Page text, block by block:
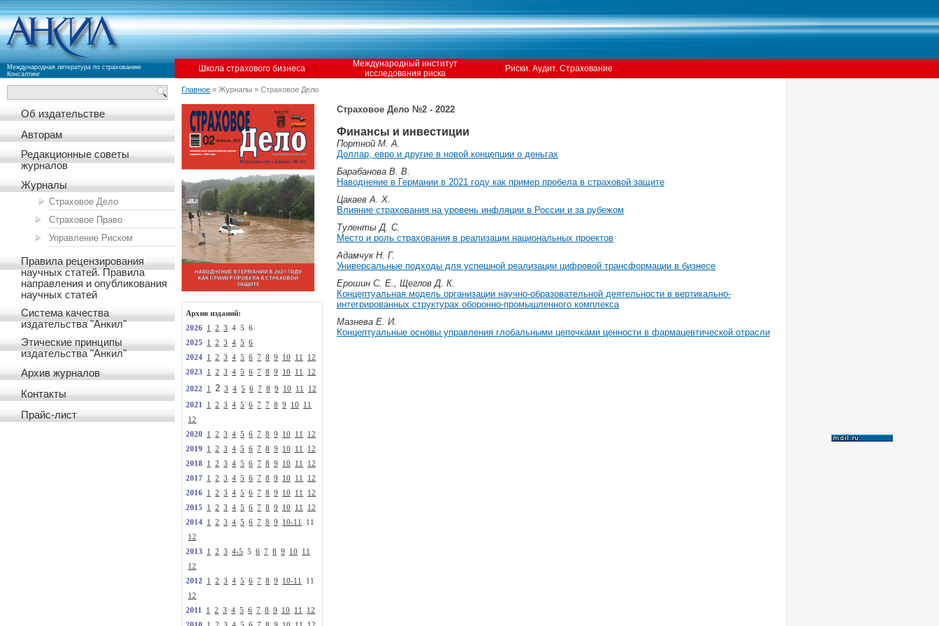
Международная литература по страхованию
Консалтинг
Школа страхового бизнеса
Международный институт
исследования риска
Риски. Аудит. Страхование
Об издательстве
Авторам
Редакционные советы
журналов
Журналы
Страховое Дело
Страховое Право
Управление Риском
Правила рецензирования
научных статей. Правила
направления и опубликования
научных статей
Система качества
издательства "Анкил"
Этические принципы
издательства "Анкил"
Архив журналов
Контакты
Прайс-лист
Главное » Журналы » Страховое Дело
Архив изданий:
2026
1 2 3 4 5 6
2025
1 2 3 4 5
6
2024
1 2 3 4 5 6 7 8 9 10 11
12
2023
1 2 3 4 5 6 7 8 9 10 11 12
2022 1 2 3 4 5 6 7 8 9 10 11 12
2021 1 2 3 4 5 6 7 7 8 9 10
11
12
2020
1 2 3 4 5 6 7 8 9 10 11
12
2019
1 2 3 4 5 6 7 8 9 10 11
12
2018
1 2 3 4 5 6 7 8 9 10 11
12
2017
1 2 3 4 5 6 7 8 9 10 11
12
2016
1 2 3 4 5 6 7 8 9 10 11
12
2015
1 2 3 4 5 6 7 8 9 10 11
12
2014
1 2 3 4 5 6 7 8 9 10-11
11
12
2013
1 2 3 4-5 5 6 7 8 9 10
11
12
2012
1 2 3 4 5 6 7 8 9 10-11
11
12
2011
1 2 3 4 5 6 7 8 9 10 11
12
Страховое Дело №2 - 2022
Финансы и инвестиции
Портной М. А.
Доллар, евро и другие в новой концепции о деньгах
Барабанова В. В.
Наводнение в Германии в 2021 году как пример пробела в страховой защите
Цакаев А. Х.
Влияние страхования на уровень инфляции в России и за рубежом
Туленты Д. С.
Место и роль страхования в реализации национальных проектов
Адамчук Н. Г.
Универсальные подходы для успешной реализации цифровой трансформации в бизнесе
Ерошин С. Е., Щеглов Д. К.
Концептуальная модель организации научно-образовательной деятельности в вертикально-
интегрированных структурах оборонно-промышленного комплекса
Мазнева Е. И.
Концептуальные основы управления глобальными цепочками ценности в фармацевтической отрасли